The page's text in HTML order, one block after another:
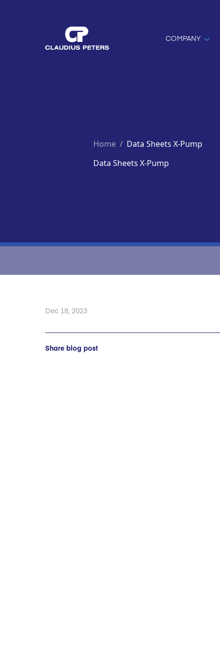
COMPANY
Home / Data Sheets X-Pump
Data Sheets X-Pump
Dec 18, 2023
Share blog post